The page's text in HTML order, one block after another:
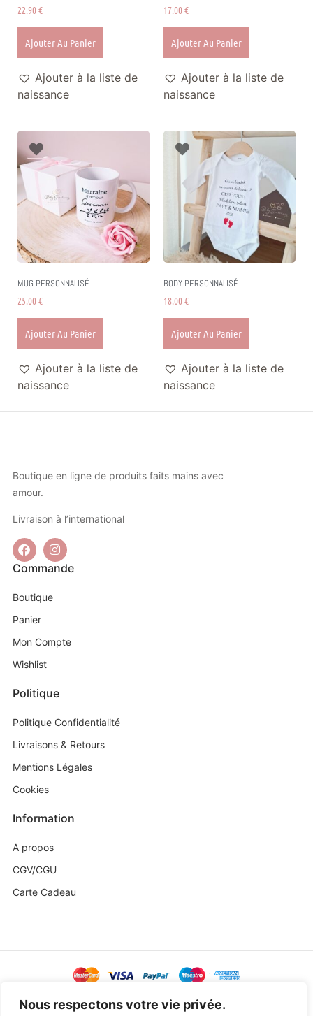
Nous respectons votre vie privée.
22.90€
Ajouter Au Panier
Ajouter à la liste de
naissance
17.00€
Ajouter Au Panier
Ajouter à la liste de
naissance
MUG PERSONNALISÉ
25.00€
Ajouter Au Panier
Ajouter à la liste de
naissance
BODY PERSONNALISÉ
18.00€
Ajouter Au Panier
Ajouter à la liste de
naissance
Boutique en ligne de produits faits mains avec
amour.
Livraison à l’international
Commande
Boutique
Panier
Mon Compte
Wishlist
Politique
Politique Confidentialité
Livraisons & Retours
Mentions Légales
Cookies
Information
A propos
CGV/CGU
Carte Cadeau
@ Copyright 2023 Baby Sweetness byAgence Exoa